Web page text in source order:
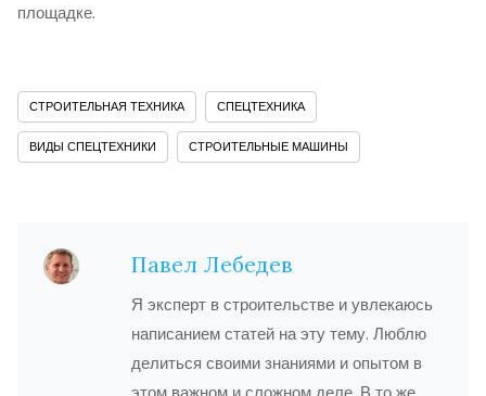
площадке.
СТРОИТЕЛЬНАЯ ТЕХНИКА СПЕЦТЕХНИКА
ВИДЫ СПЕЦТЕХНИКИ СТРОИТЕЛЬНЫЕ МАШИНЫ
Павел Лебедев
Я эксперт в строительстве и увлекаюсь
написанием статей на эту тему. Люблю
делиться своими знаниями и опытом в